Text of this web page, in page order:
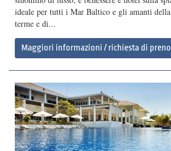
ideale per tutti i Mar Baltico e gli amanti
terme e di...
Maggiori informazioni / richiesta di